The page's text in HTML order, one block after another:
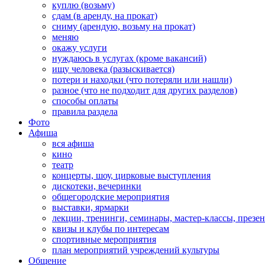
куплю (возьму)
сдам (в аренду, на прокат)
сниму (арендую, возьму на прокат)
меняю
окажу услуги
нуждаюсь в услугах (кроме вакансий)
ищу человека (разыскивается)
потери и находки (что потеряли или нашли)
разное (что не подходит для других разделов)
способы оплаты
правила раздела
Фото
Афиша
вся афиша
кино
театр
концерты, шоу, цирковые выступления
дискотеки, вечеринки
общегородские мероприятия
выставки, ярмарки
лекции, тренинги, семинары, мастер-классы,
квизы и клубы по интересам
спортивные мероприятия
план мероприятий учреждений культуры
Общение